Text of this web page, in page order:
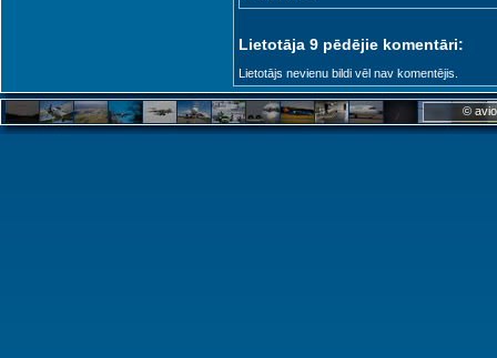
Lietotāja 9 pēdējie komentāri:
Lietotājs nevienu bildi vēl nav komentējis.
©